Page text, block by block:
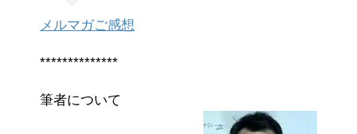
メルマガご感想
**************
筆者について